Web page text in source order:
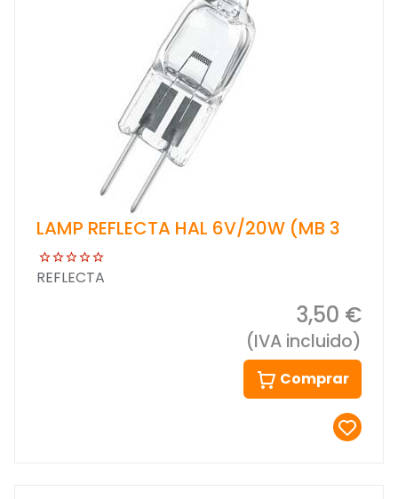
LAMP REFLECTA HAL 6V/20W (MB 3
REFLECTA
3,50 €
(IVA incluido)
Comprar